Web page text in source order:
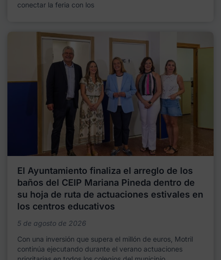
conectar la feria con los
El Ayuntamiento finaliza el arreglo de los
baños del CEIP Mariana Pineda dentro de
su hoja de ruta de actuaciones estivales en
los centros educativos
5 de agosto de 2026
Con una inversión que supera el millón de euros, Motril
continúa ejecutando durante el verano actuaciones